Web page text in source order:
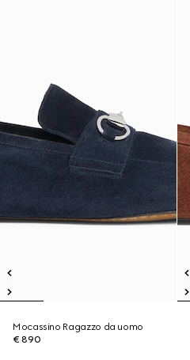
Mocassino Ragazzo da uomo
€ 890